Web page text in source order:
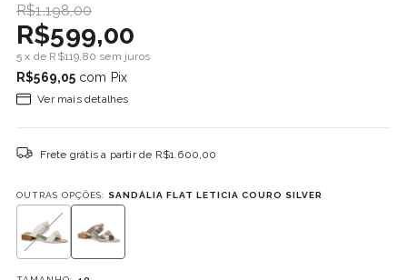
R$1.198,00
R$599,00
5 x de R$119,80 sem juros
R$569,05 com Pix
Ver mais detalhes
Frete grátisa partir de R$1.600,00
OUTRAS OPÇÕES: SANDÁLIA FLAT LETICIA COURO SILVER